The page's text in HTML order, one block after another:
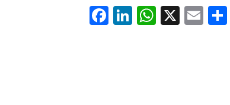
Fa
ce
Li
nk
W
ha
X E
m